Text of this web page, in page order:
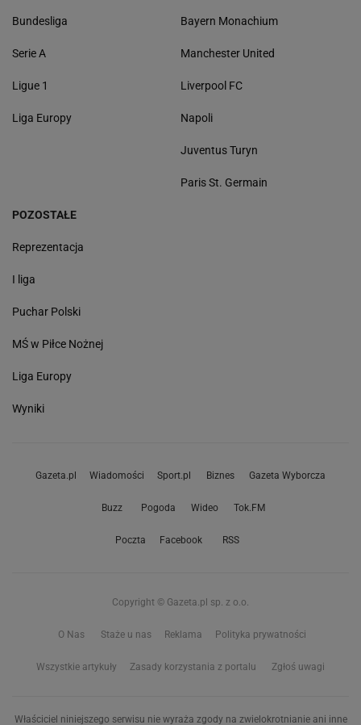
Bundesliga
Serie A
Ligue 1
Liga Europy
Bayern Monachium
Manchester United
Liverpool FC
Napoli
Juventus Turyn
Paris St. Germain
POZOSTAŁE
Reprezentacja
I liga
Puchar Polski
MŚ w Piłce Nożnej
Liga Europy
Wyniki
Gazeta.pl Wiadomości Sport.pl Biznes Gazeta Wyborcza
Buzz Pogoda Wideo Tok.FM
Poczta Facebook RSS
Copyright © Gazeta.pl sp. z o.o.
O Nas Staże u nas Reklama Polityka prywatności
Wszystkie artykuły Zasady korzystania z portalu Zgłoś uwagi
Właściciel niniejszego serwisu nie wyraża zgody na zwielokrotnianie ani inne